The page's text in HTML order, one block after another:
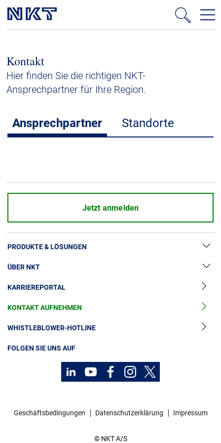
Hochspannung
Kabelservice
Niederspannung
Kabelgarnituren
Downloads
Presse & Events
Über uns
Produktion
Karriere
Europacable
Einkauf
Kontakt
Hier finden Sie die richtigen NKT-
Ansprechpartner für Ihre Region.
Ansprechpartner Standorte
Jetzt anmelden
PRODUKTE & LÖSUNGEN
Hochspannung
Kabelgarnituren
Mittelspannungskabel
Niederspannungskabel
ÜBER NKT
News & Presse
Unsere Geschichte
Investoren
Nachhaltigkeit
KARRIEREPORTAL
KONTAKT AUFNEHMEN
WHISTLEBLOWER-HOTLINE
FOLGEN SIE UNS AUF
© NKT A/S
Geschäftsbedingungen Datenschutzerklärung Impressum